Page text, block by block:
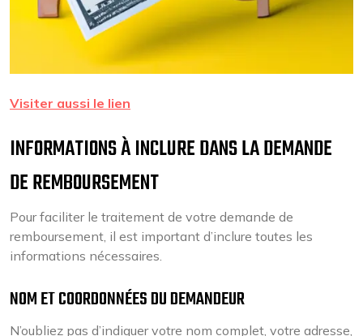
Visiter aussi le lien
INFORMATIONS À INCLURE DANS LA DEMANDE
DE REMBOURSEMENT
Pour faciliter le traitement de votre demande de
remboursement, il est important d’inclure toutes les
informations nécessaires.
NOM ET COORDONNÉES DU DEMANDEUR
N’oubliez pas d’indiquer votre nom complet, votre adresse,